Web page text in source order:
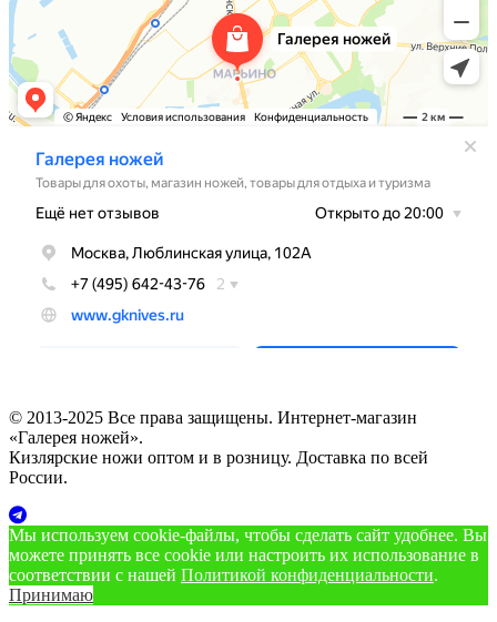
© 2013-2025 Все права защищены. Интернет-магазин
«Галерея ножей».
Кизлярские ножи оптом и в розницу. Доставка по всей
России.
Мы используем cookie‑файлы, чтобы сделать сайт удобнее. Вы
можете принять все cookie или настроить их использование в
соответствии с нашей Политикой конфиденциальности.
Принимаю